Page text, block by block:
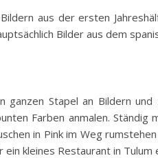
aus der ersten
Bilder aus dem
ganzen Stapel an Bildern
Farben anmalen. Ständig
in Pink im Weg
kleines Restaurant in Tulum